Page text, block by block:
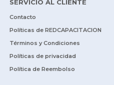
SERVICIO AL CLIENTE
Contacto
Políticas de REDCAPACITACION
Términos y Condiciones
Políticas de privacidad
Política de Reembolso